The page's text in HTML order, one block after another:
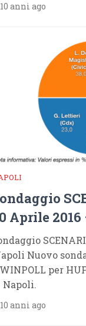
anni ago
Aprile
Nuovo
per
Napoli.
anni ago